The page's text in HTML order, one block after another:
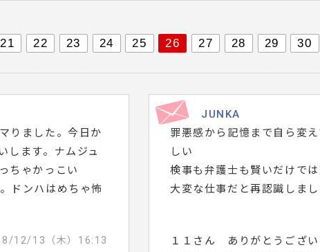
21 22 23 24 25 26 27 28 29 30
りました。今日か
します。ナムジュ
ちゃかっこい
ドンハはめちゃ怖
12/13（木）16:13
JUNKA
罪悪感から記憶まで自ら変
しい
検事も弁護士も賢いだけで
大変な仕事だと再認識しまし
１１さん ありがとうござい